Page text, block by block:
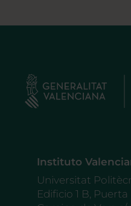
Instituto
Universitat
Edificio 1 B, Puerta